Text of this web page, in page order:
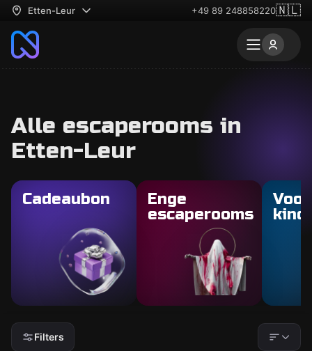
Etten-Leur +49 89 248858220🇳🇱
Alle escaperooms in
Etten-Leur
Cadeaubon
Enge
escaperooms
Voor
Filters